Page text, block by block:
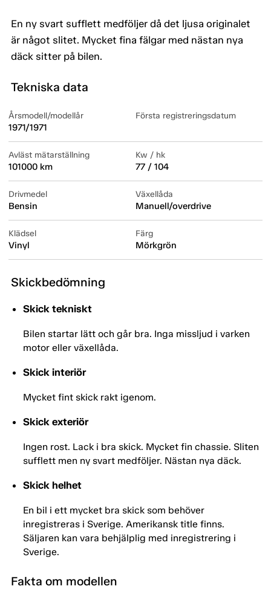
En ny svart sufflett medföljer då det ljusa originalet
är något slitet. Mycket fina fälgar med nästan nya
däck sitter på bilen.
Tekniska data
Årsmodell/modellår
1971/1971
Första registreringsdatum
Avläst mätarställning
101000 km
Kw / hk
77 / 104
Drivmedel
Bensin
Växellåda
Manuell/overdrive
Klädsel
Vinyl
Färg
Mörkgrön
Skickbedömning
Skick tekniskt
Bilen startar lätt och går bra. Inga missljud i varken
motor eller växellåda.
Skick interiör
Mycket fint skick rakt igenom.
Skick exteriör
Ingen rost. Lack i bra skick. Mycket fin chassie. Sliten
sufflett men ny svart medföljer. Nästan nya däck.
Skick helhet
En bil i ett mycket bra skick som behöver
inregistreras i Sverige. Amerikansk title finns.
Säljaren kan vara behjälplig med inregistrering i
Sverige.
Fakta om modellen